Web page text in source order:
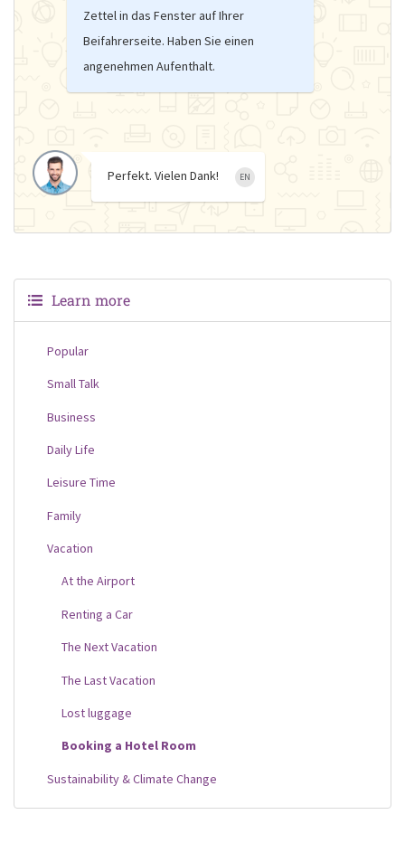
Zettel in das Fenster auf Ihrer
Beifahrerseite. Haben Sie einen
angenehmen Aufenthalt.
Perfekt. Vielen Dank! EN
Learn more
Popular
Small Talk
Business
Daily Life
Leisure Time
Family
Vacation
At the Airport
Renting a Car
The Next Vacation
The Last Vacation
Lost luggage
Booking a Hotel Room
Sustainability & Climate Change